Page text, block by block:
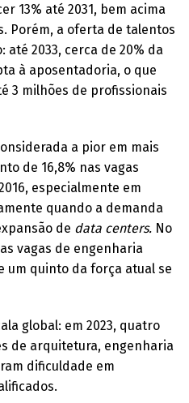
13% até 2031, bem acima
Porém, a oferta de talentos
2033, cerca de 20% da
à aposentadoria, o que
3 milhões de profissionais
a pior em mais
de 16,8% nas vagas
especialmente em
quando a demanda
de data centers. No
vagas de engenharia
um quinto da força atual se
global: em 2023, quatro
de arquitetura, engenharia
dificuldade em